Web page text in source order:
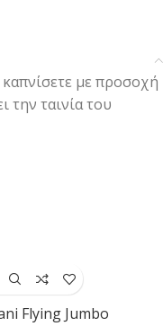
με προσοχή
την ταινία του
Flying Jumbo